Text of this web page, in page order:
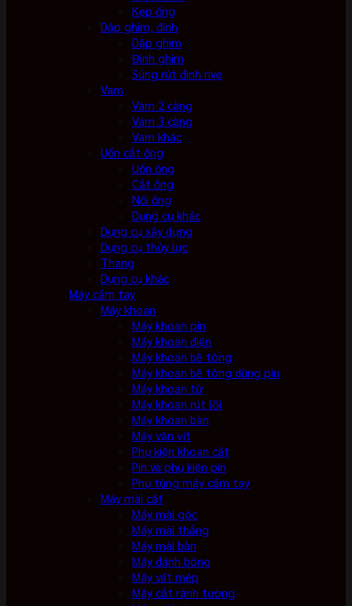
Kẹp ống
Dập ghim, đinh
Dập ghim
Đinh ghim
Súng rút đinh rive
Vam
Vam 2 càng
Vam 3 càng
Vam khác
Uốn cắt ống
Uốn ống
Cắt ống
Nối ống
Dụng cụ khác
Dụng cụ xây dựng
Dụng cụ thủy lực
Thang
Dụng cụ khác
Máy cầm tay
Máy khoan
Máy khoan pin
Máy khoan điện
Máy khoan bê tông
Máy khoan bê tông dùng pin
Máy khoan từ
Máy khoan rút lõi
Máy khoan bàn
Máy vặn vít
Phụ kiện khoan cắt
Pin và phụ kiện pin
Phụ tùng máy cầm tay
Máy mài cắt
Máy mài góc
Máy mài thẳng
Máy mài bàn
Máy đánh bóng
Máy vát mép
Máy cắt rãnh tường